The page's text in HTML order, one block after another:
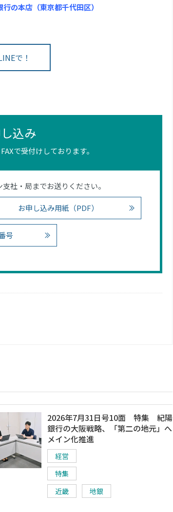
の本店（東京都千代田区）
で！
込み
で受付けしております。
社・局までお送りください。
お申し込み用紙（PDF）
号
2026年7月31日号10面 特集 紀陽
銀行の大阪戦略、「第二の地元」へ
メイン化推進
経営
特集
近畿
地銀